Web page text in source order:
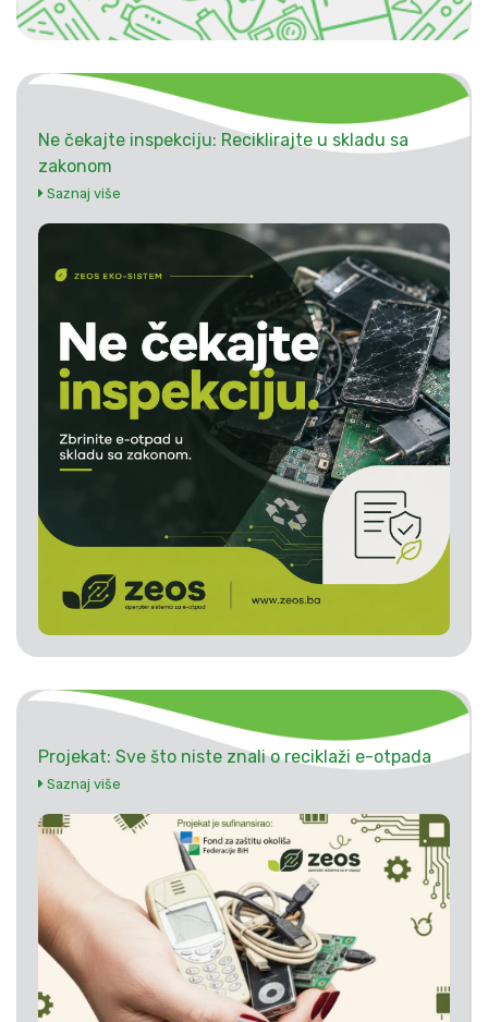
Ne čekajte inspekciju: Reciklirajte u skladu sa
zakonom
Saznaj više
Projekat: Sve što niste znali o reciklaži e-otpada
Saznaj više